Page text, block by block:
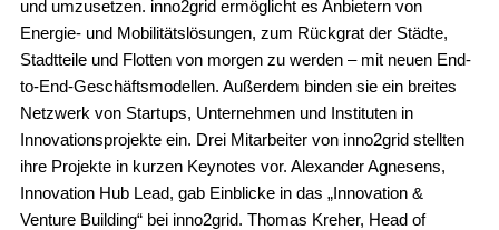
und umzusetzen. inno2grid ermöglicht es Anbietern von
Energie- und Mobilitätslösungen, zum Rückgrat der Städte,
Stadtteile und Flotten von morgen zu werden – mit neuen End-
to-End-Geschäftsmodellen. Außerdem binden sie ein breites
Netzwerk von Startups, Unternehmen und Instituten in
Innovationsprojekte ein. Drei Mitarbeiter von inno2grid stellten
ihre Projekte in kurzen Keynotes vor. Alexander Agnesens,
Innovation Hub Lead, gab Einblicke in das „Innovation &
Venture Building“ bei inno2grid. Thomas Kreher, Head of